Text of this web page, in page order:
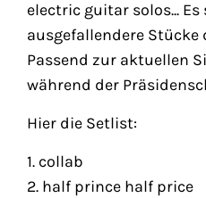
electric guitar solos...
ausgefallendere Stücke
Passend zur aktuellen
während der
Hier die Setlist:
1. collab
2. half prince half price